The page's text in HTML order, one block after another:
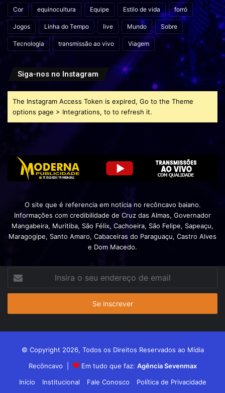
Cor equinocultura Equipe Estilo de vida forró
Jogos Linha do Tempo live Mundo Sobre
Tecnologia transmissão ao vivo Viagem
Siga-nos no Instagram
The Instagram Access Token is expired, Go to the Theme
options page > Integrations, to to refresh it.
O site que é referencia em notícia no recôncavo baiano.
Informações com credibilidade de Cruz das Almas, Governador
Mangabeira, Muritiba, São Félix, Cachoeira, São Felipe, Sapeaçu,
Maragogipe, Santo Amaro, Cabaceiras do Paraguaçu, Castro Alves
e Dom Macedo.
seu
de
© Copyright 2026, Todos os Direitos Reservados ao Mídia
Recôncavo |
Em tudo que faz: Agência Sevenmax
Início
Institucional Fale Conosco Política de Privacidade